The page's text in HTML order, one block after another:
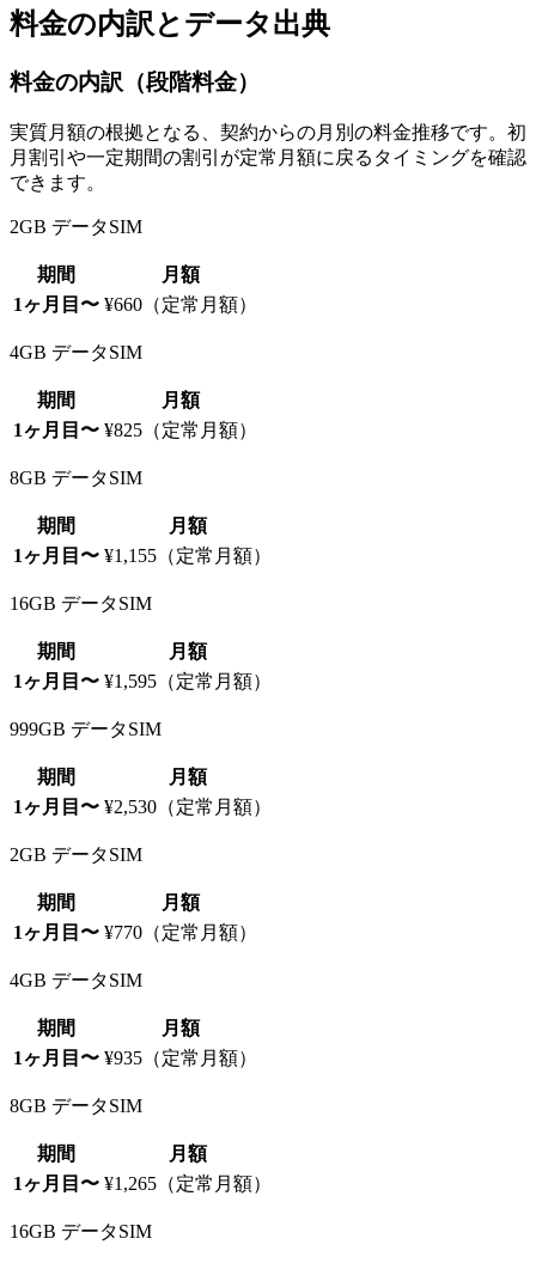
料金の内訳とデータ出典
料金の内訳（段階料金）
実質月額の根拠となる、契約からの月別の料金推移です。初
月割引や一定期間の割引が定常月額に戻るタイミングを確認
できます。
2GB データSIM
期間
月額
1ヶ月目〜 ¥660（定常月額）
4GB データSIM
期間
月額
1ヶ月目〜 ¥825（定常月額）
8GB データSIM
期間
月額
1ヶ月目〜 ¥1,155（定常月額）
16GB データSIM
期間
月額
1ヶ月目〜 ¥1,595（定常月額）
999GB データSIM
期間
月額
1ヶ月目〜 ¥2,530（定常月額）
2GB データSIM
期間
月額
1ヶ月目〜 ¥770（定常月額）
4GB データSIM
期間
月額
1ヶ月目〜 ¥935（定常月額）
8GB データSIM
期間
月額
1ヶ月目〜 ¥1,265（定常月額）
16GB データSIM